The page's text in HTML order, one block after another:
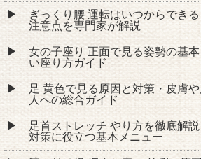
ぎっくり腰 運転はいつからでき
注意点を専門家が解説
女の子座り 正面で見る姿勢の基
い座り方ガイド
足 黄色で見る原因と対策・皮膚
人への総合ガイド
足首ストレッチ やり方を徹底解
対策に役立つ基本メニュー